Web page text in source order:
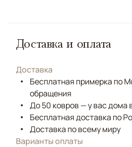
Доставка и оплата
Доставка
Бесплатная примерка по
обращения
До 50 ковров — у вас дома
Бесплатная доставка по
Доставка по всему миру
Варианты оплаты